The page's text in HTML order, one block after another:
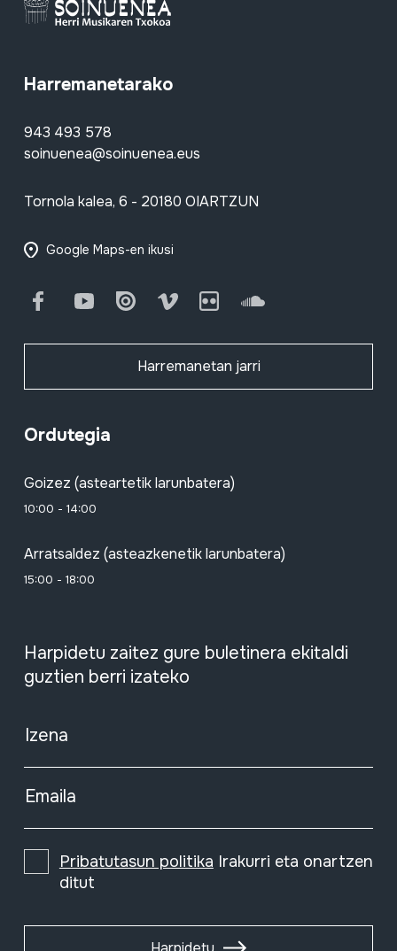
Harremanetarako
943 493 578
soinuenea@soinuenea.eus
Tornola kalea, 6 - 20180 OIARTZUN
Google Maps-en ikusi
FacebookYoutube Issuu Vimeo Flickr SoundCloud
Harremanetan jarri
Ordutegia
Goizez (asteartetik larunbatera)
10:00 - 14:00
Arratsaldez (asteazkenetik larunbatera)
15:00 - 18:00
Harpidetu zaitez gure buletinera ekitaldi
guztien berri izateko
Izena
Emaila
Pribatutasun politika Irakurri eta onartzen
ditut